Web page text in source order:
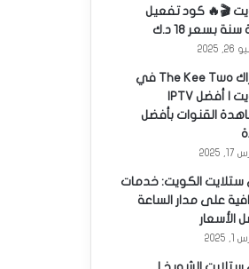
🎬🔥 كود تفعيل
بسعر 18 د.ك
2025
اشتراك The Kee Two في
الكويت | أفضل IPTV
القنوات بأفضل
2025
الكويت: خدمات
على مدار الساعة
الأسعار
2025